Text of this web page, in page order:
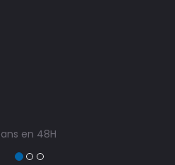
en 48H